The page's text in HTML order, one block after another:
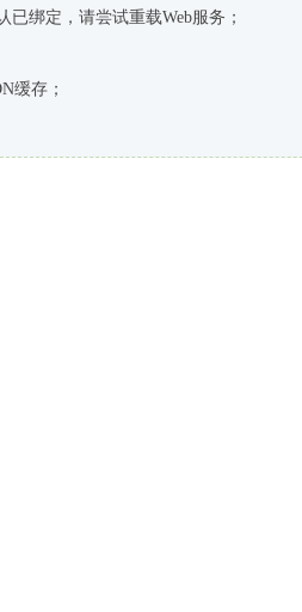
绑定，请尝试重载Web服务；
缓存；